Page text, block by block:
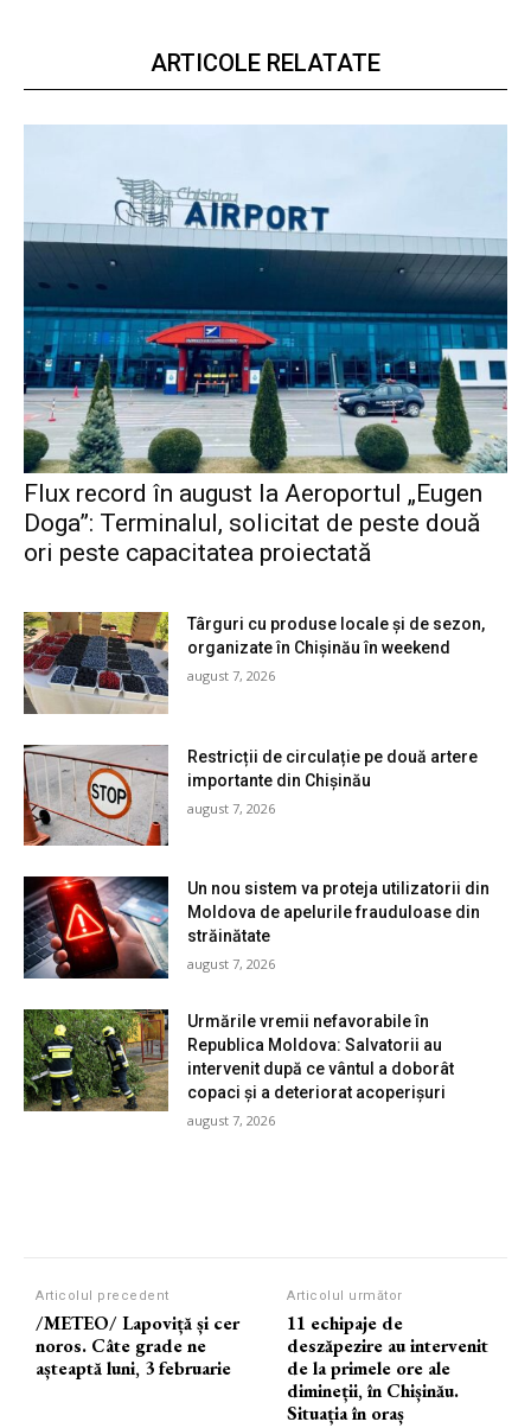
ARTICOLE RELATATE
Flux record în august la Aeroportul „Eugen
Doga”: Terminalul, solicitat de peste două
ori peste capacitatea proiectată
Târguri cu produse locale și de sezon,
organizate în Chișinău în weekend
august 7, 2026
Restricții de circulație pe două artere
importante din Chișinău
august 7, 2026
Un nou sistem va proteja utilizatorii din
Moldova de apelurile frauduloase din
străinătate
august 7, 2026
Urmările vremii nefavorabile în
Republica Moldova: Salvatorii au
intervenit după ce vântul a doborât
copaci și a deteriorat acoperișuri
august 7, 2026
Articolul precedent
/METEO/ Lapoviță și cer
noros. Câte grade ne
așteaptă luni, 3 februarie
Articolul următor
11 echipaje de
deszăpezire au intervenit
de la primele ore ale
dimineții, în Chișinău.
Situația în oraș